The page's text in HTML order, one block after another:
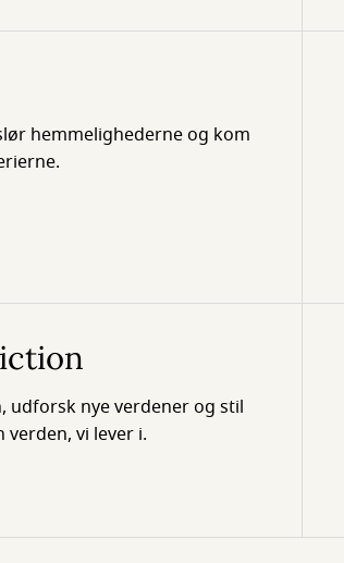
hemmelighederne og kom
udforsk nye verdener og stil
vi lever i.